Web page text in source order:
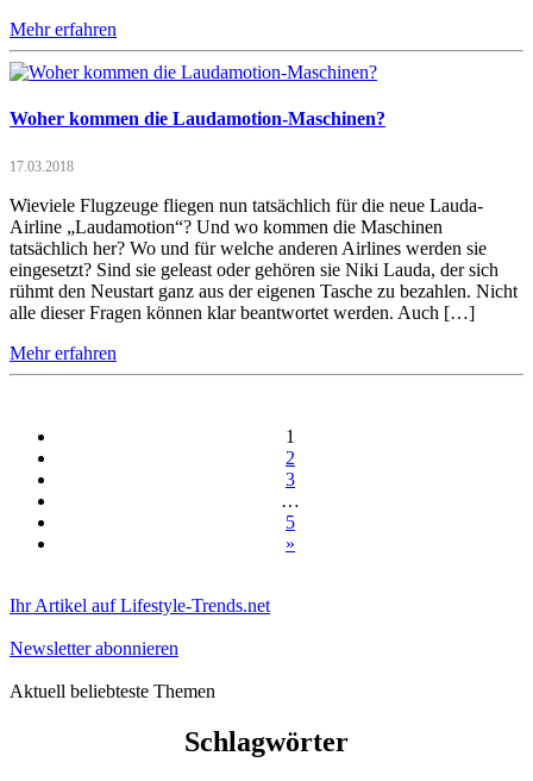
Mehr erfahren
Woher kommen die Laudamotion-Maschinen?
17.03.2018
Wieviele Flugzeuge fliegen nun tatsächlich für die neue Lauda-
Airline „Laudamotion“? Und wo kommen die Maschinen
tatsächlich her? Wo und für welche anderen Airlines werden sie
eingesetzt? Sind sie geleast oder gehören sie Niki Lauda, der sich
rühmt den Neustart ganz aus der eigenen Tasche zu bezahlen. Nicht
alle dieser Fragen können klar beantwortet werden. Auch […]
Mehr erfahren
1
2
3
…
5
»
Ihr Artikel auf Lifestyle-Trends.net
Newsletter abonnieren
Aktuell beliebteste Themen
Schlagwörter